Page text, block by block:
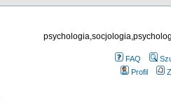
FAQ
Profil